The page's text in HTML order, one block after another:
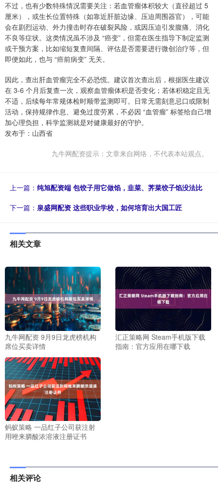
不过，也有少数特殊情况需要关注：若血管瘤体积较大（直径超过 5
厘米），或生长位置特殊（如靠近肝脏边缘、压迫周围器官），可能
会在剧烈运动、外力撞击时存在破裂风险，或因压迫引发腹痛、消化
不良等症状。这类情况虽不涉及 “癌变”，但需在医生指导下制定监测
或干预方案，比如缩短复查间隔、评估是否需要进行微创治疗等，但
即便如此，也与 “癌前病变” 无关。
因此，查出肝血管瘤完全不必恐慌。建议首次查出后，根据医生建议
在 3-6 个月后复查一次，观察血管瘤体积是否变化；若体积稳定且无
不适，后续每年常规体检时顺带监测即可。日常无需刻意忌口或限制
活动，保持规律作息、避免过度劳累，不必因 “血管瘤” 标签给自己增
加心理负担，科学监测就是对健康最好的守护。
发布于：山西省
九牛网配资提示：文章来自网络，不代表本站观点。
上一篇： 纯旭配资端 包饺子用它做馅，韭菜、荠菜饺子馅没法比
下一篇： 泉盛网配资 这些职业学校，如何培育出大国工匠
相关文章
九牛网配资 9月9日龙虎榜机构
席位买卖详情
汇正策略网 Steam手机版下载
指南：官方应用在哪下载
蚂蚁策略 一品红子公司获注射
用唑来膦酸浓溶液注册证书
相关评论